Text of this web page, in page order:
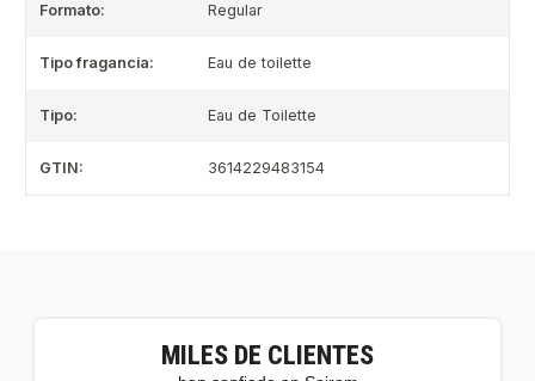
Formato: Regular
Tipo fragancia: Eau de toilette
Tipo: Eau de Toilette
GTIN: 3614229483154
MILES DE CLIENTES